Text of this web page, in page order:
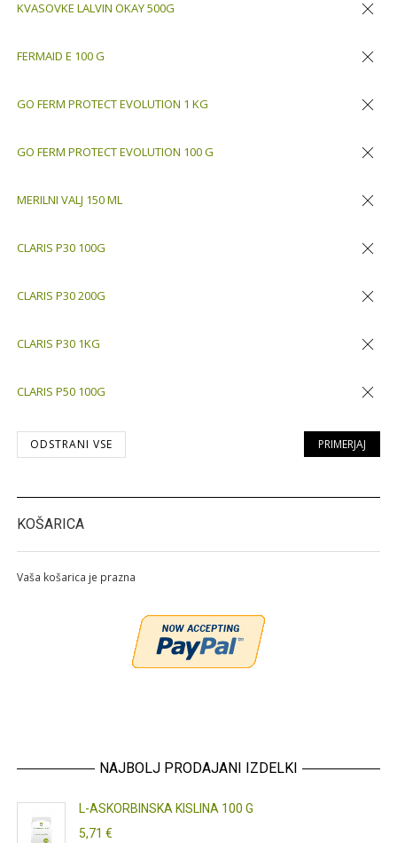
KVASOVKE LALVIN OKAY 500G
FERMAID E 100 G
GO FERM PROTECT EVOLUTION 1 KG
GO FERM PROTECT EVOLUTION 100 G
MERILNI VALJ 150 ML
CLARIS P30 100G
CLARIS P30 200G
CLARIS P30 1KG
CLARIS P50 100G
ODSTRANI VSE PRIMERJAJ
KOŠARICA
Vaša košarica je prazna
NAJBOLJ PRODAJANI IZDELKI
L-ASKORBINSKA KISLINA 100 G
5,71 €